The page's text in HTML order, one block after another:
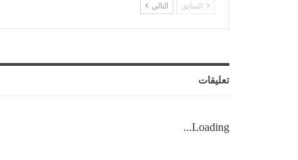
السابق التالي
تعليقات
Loading...